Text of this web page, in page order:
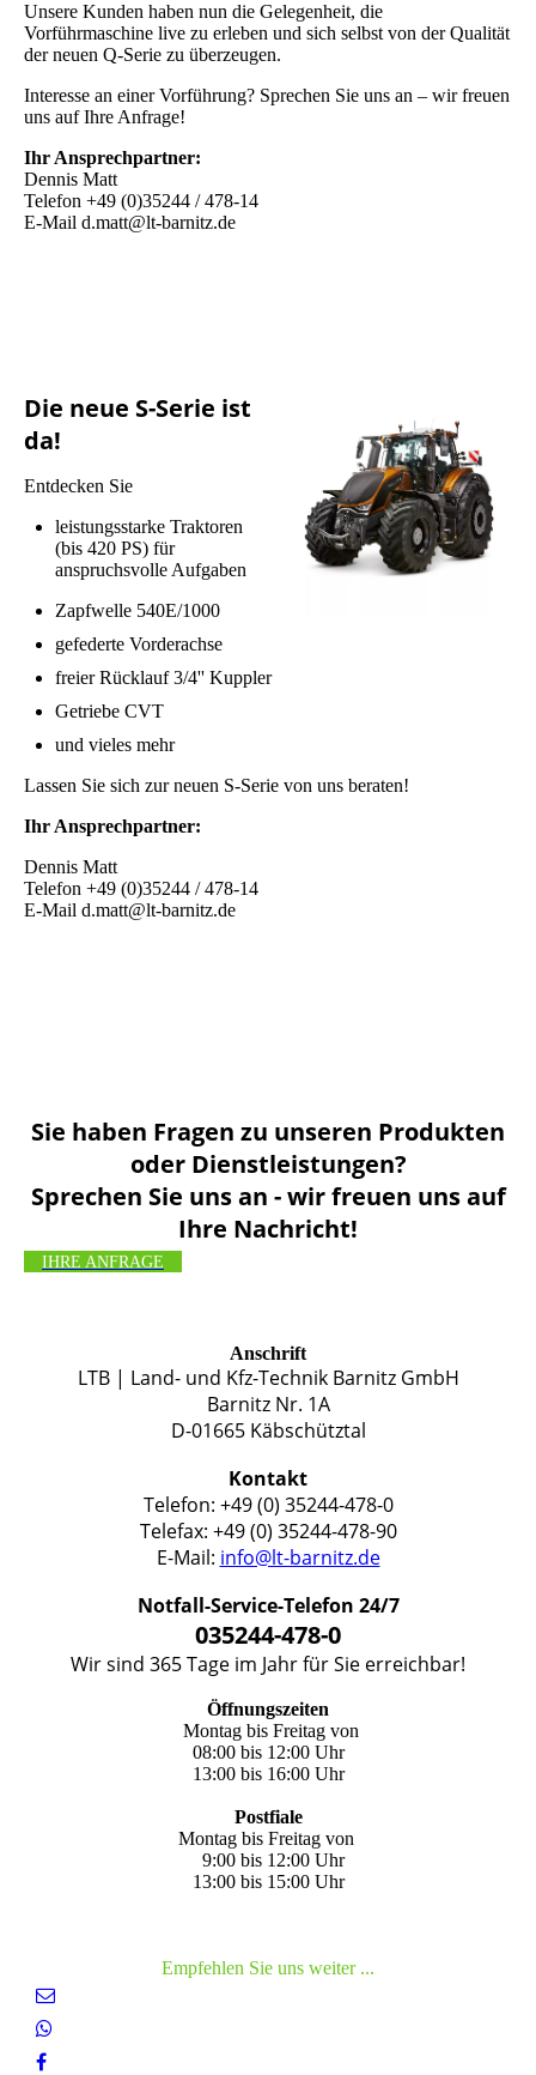
Unsere Kunden haben nun die Gelegenheit, die
Vorführmaschine live zu erleben und sich selbst von der Qualität
der neuen Q-Serie zu überzeugen.
Interesse an einer Vorführung? Sprechen Sie uns an – wir freuen
uns auf Ihre Anfrage!
Ihr Ansprechpartner:
Dennis Matt
Telefon +49 (0)35244 / 478-14
E-Mail d.matt@lt-barnitz.de
Die neue S-Serie ist
da!
Entdecken Sie
leistungsstarke Traktoren
(bis 420 PS) für
anspruchsvolle Aufgaben
Zapfwelle 540E/1000
gefederte Vorderachse
freier Rücklauf 3/4'' Kuppler
Getriebe CVT
und vieles mehr
Lassen Sie sich zur neuen S-Serie von uns beraten!
Ihr Ansprechpartner:
Dennis Matt
Telefon +49 (0)35244 / 478-14
E-Mail d.matt@lt-barnitz.de
Sie haben Fragen zu unseren Produkten
oder Dienstleistungen?
Sprechen Sie uns an - wir freuen uns auf
Ihre Nachricht!
IHRE ANFRAGE
Anschrift
LTB | Land- und Kfz-Technik Barnitz GmbH
Barnitz Nr. 1A
D-01665 Käbschütztal
Kontakt
Telefon: +49 (0) 35244-478-0
Telefax: +49 (0) 35244-478-90
E-Mail: info@lt-barnitz.de
Notfall-Service-Telefon 24/7
035244-478-0
Wir sind 365 Tage im Jahr für Sie erreichbar!
Öffnungszeiten
Montag bis Freitag von
08:00 bis 12:00 Uhr
13:00 bis 16:00 Uhr
Postfiale
Montag bis Freitag von
9:00 bis 12:00 Uhr
13:00 bis 15:00 Uhr
Empfehlen Sie uns weiter ...